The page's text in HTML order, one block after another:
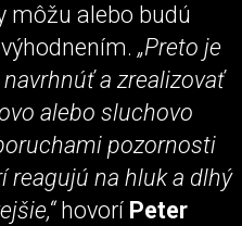
môžu alebo budú
„Preto je
a zrealizovať
alebo sluchovo
pozornosti
reagujú na hluk a dlhý
hovorí Peter